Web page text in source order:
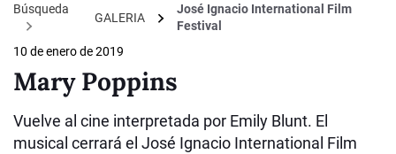
Búsqueda
GALERIA
José Ignacio International Film
Festival
10 de enero de 2019
Mary Poppins
Vuelve al cine interpretada por Emily Blunt. El
musical cerrará el José Ignacio International Film